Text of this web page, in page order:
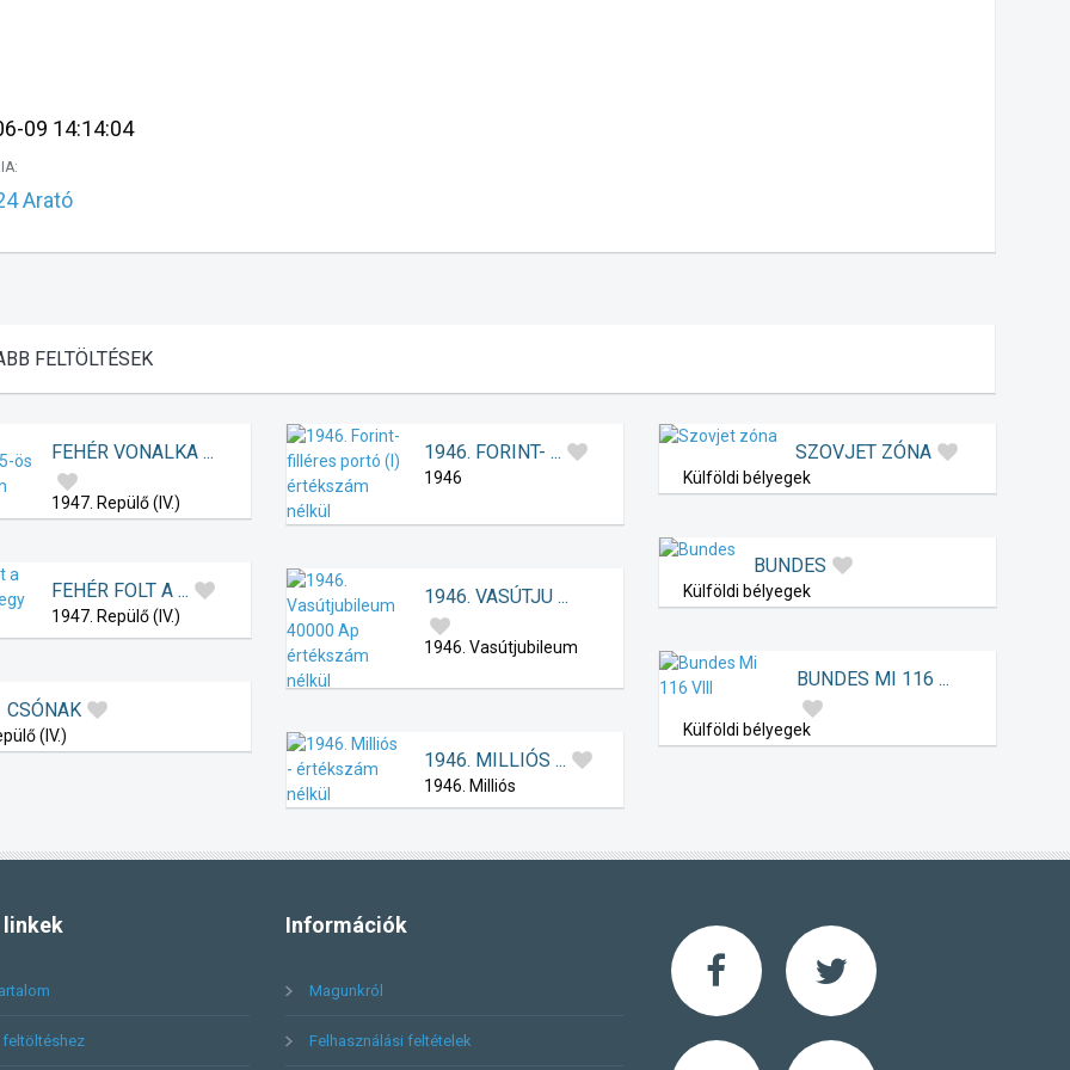
09 14:14:04
Arató
FELTÖLTÉSEK
FEHÉR VONALKA ...
1947. Repülő (IV.)
FEHÉR FOLT A ...
1947. Repülő (IV.)
CSÓNAK
(IV.)
1946. FORINT- ...
1946
1946. VASÚTJU ...
1946. Vasútjubileum
1946. MILLIÓS ...
1946. Milliós
SZOVJET ZÓNA
Külföldi bélyegek
BUNDES
Külföldi bélyegek
BUNDES MI 116 ...
Külföldi bélyegek
Információk
Magunkról
Felhasználási feltételek